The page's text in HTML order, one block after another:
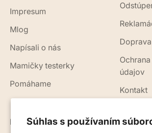
Súhlas s používaním
Impresum
Mlog
Napísali o nás
Mamičky testerky
Pomáhame
údajov
Kontakt
Novinky, rady a tipy do vášho e-mailu